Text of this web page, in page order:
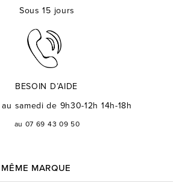
Sous 15 jours
BESOIN D’AIDE
samedi de 9h30-12h 14h-18h
au 07 69 43 09 50
MARQUE